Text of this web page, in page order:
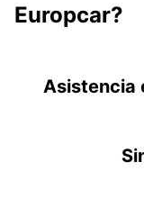
Europcar?
Asistencia